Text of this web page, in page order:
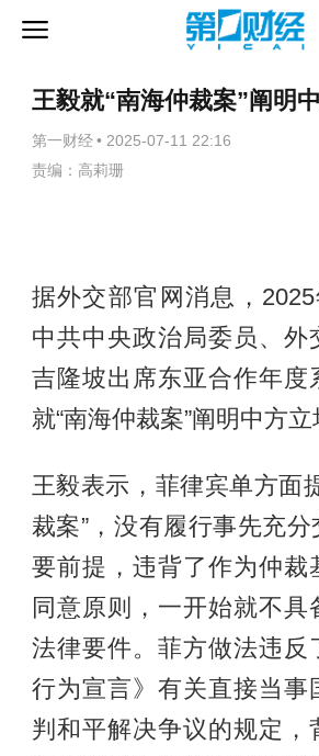
王毅就“南海仲裁案”阐明
第一财经 • 2025-07-11 22:16
责编：高莉珊
据外交部官网消息，2025
中共中央政治局委员、外
吉隆坡出席东亚合作年度
就“南海仲裁案”阐明中方立
王毅表示，菲律宾单方面
裁案”，没有履行事先充
要前提，违背了作为仲裁
同意原则，一开始就不具
法律要件。菲方做法违反
行为宣言》有关直接当事
判和平解决争议的规定，